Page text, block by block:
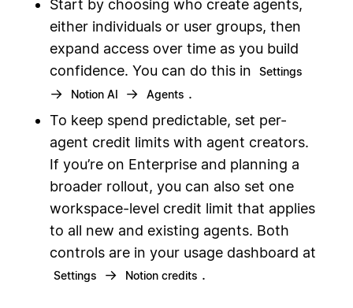
Start by choosing who create agents,
either individuals or user groups, then
expand access over time as you build
confidence. You can do this in
Settings
→ Notion AI → Agents .
To keep spend predictable, set per-
agent credit limits with agent creators.
If you’re on Enterprise and planning a
broader rollout, you can also set one
workspace-level credit limit that applies
to all new and existing agents. Both
controls are in your usage dashboard at
Settings → Notion credits .